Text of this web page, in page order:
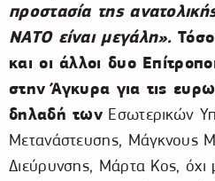
προστασία της
ΝΑΤΟ είναι μεγάλη».
και οι άλλοι δυο
στην Άγκυρα για τις
δηλαδή των Εσωτερικών
Μετανάστευσης, Μάγκνους
Διεύρυνσης, Μάρτα Κος, όχι